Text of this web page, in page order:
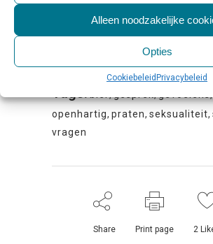
Alleen noodzakelijke
Opties
Cookiebeleid Privacybeleid
Tags:
openhartig, praten, seksualiteit,
vragen
Share Print page 2